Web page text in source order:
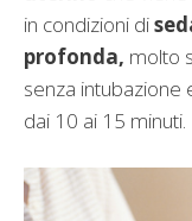
in condizioni di
profonda, molto
senza intubazione
dai 10 ai 15 minuti.